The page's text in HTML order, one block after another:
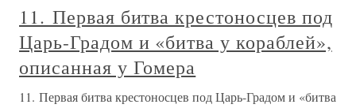
11. Первая битва крестоносцев под
Царь-Градом и «битва у кораблей»,
описанная у Гомера
11. Первая битва крестоносцев под Царь-Градом и «битва